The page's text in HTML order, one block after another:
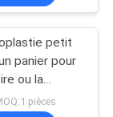
37
petit
panier pour
ou la
petits lots
pièces